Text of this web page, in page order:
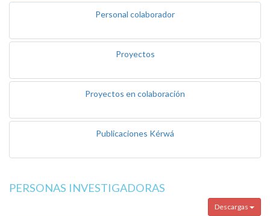
Personal colaborador
Proyectos
Proyectos en colaboración
Publicaciones Kérwá
PERSONAS INVESTIGADORAS
Descargas